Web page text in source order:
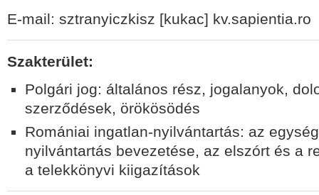
E-mail: sztranyiczkisz [kukac] kv.sapientia.ro
Szakterület:
Polgári jog: általános rész, jogalanyok,
szerződések, örökösödés
Romániai ingatlan-nyilvántartás: az
nyilvántartás bevezetése, az elszórt és a
a telekkönyvi kiigazítások